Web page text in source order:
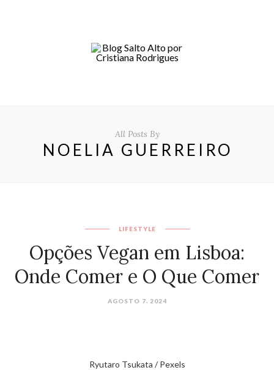
All Posts By
NOELIA GUERREIRO
LIFESTYLE
Opções Vegan em Lisboa:
Onde Comer e O Que Comer
AGOSTO 7, 2024
Ryutaro Tsukata / Pexels